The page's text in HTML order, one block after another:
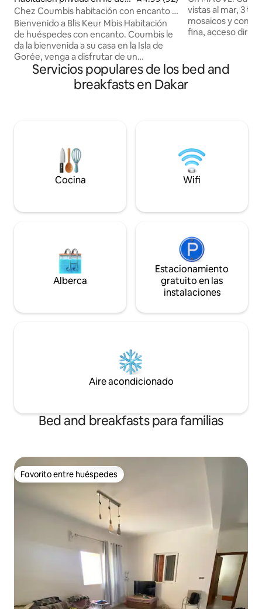
Gorée
Chez Coumbis habitación con encanto +
desayuno en Gorée
Bienvenido a Blis Keur Mbis Habitación
de huéspedes con encanto. Coumbis le
da la bienvenida a su casa en la Isla de
Gorée, venga a disfrutar de un
alojamiento tranquilo, en una calle con
encanto detrás de la iglesia. Una
habitación con una decoración refinada,
cama individual La ropa de cama es
nueva y cómoda ¡Atención! ¡El desayuno
ya no está disponible! Hemos ajustado
las tarifas :)
vistas al mar, 3
mosaicos y
fina, acceso
fresca con baño
armarios, mosquitera en
Servicios populares de los bed and
breakfasts en Dakar
Cocina Wifi
Alberca
Estacionamiento
gratuito en las
instalaciones
Aire acondicionado
Bed and breakfasts para familias
Favorito entre huéspedes
Favorito entre huéspedes